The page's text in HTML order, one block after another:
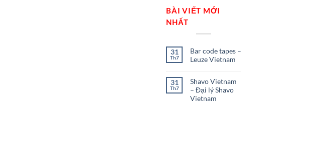
BÀI VIẾT MỚI
NHẤT
31
Th7
Bar code tapes –
Leuze Vietnam
31
Th7
Shavo Vietnam
– Đại lý Shavo
Vietnam